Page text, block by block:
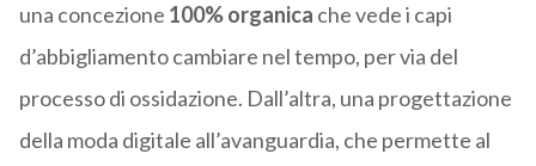
una concezione 100% organica che vede i capi
d’abbigliamento cambiare nel tempo, per via del
processo di ossidazione. Dall’altra, una progettazione
della moda digitale all’avanguardia, che permette al